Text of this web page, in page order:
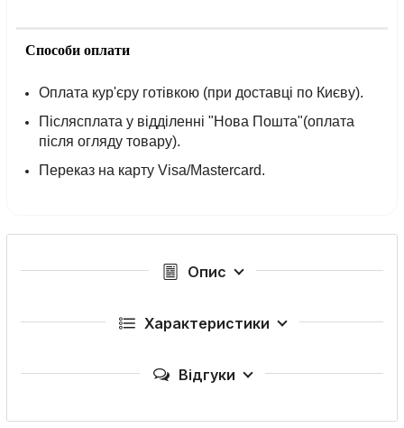
Способи оплати
Оплата кур'єру готівкою (при доставці по Києву).
Післясплата у відділенні "Нова Пошта"(оплата
після огляду товару).
Переказ на карту Visa/Mastercard.
Опис
Характеристики
Відгуки